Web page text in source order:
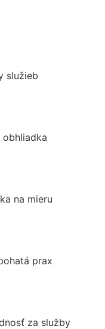
služieb
obhliadka
na mieru
prax
za služby